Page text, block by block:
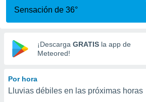
calidad.
a este
las
y
digital
basada
Sensación de 36°
¡Descarga GRATIS la app de
Meteored!
Por hora
Lluvias débiles en las próximas horas